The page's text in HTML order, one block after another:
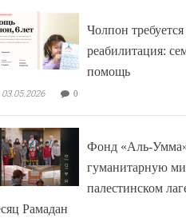
Чолпон
реабилитация:
помощь
03.05.2026 0
Фонд «Аль-
гуманитарную
палестинском
Рамадан